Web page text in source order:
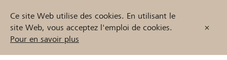
Ce site Web utilise des cookies. En utilisant le
site Web, vous acceptez l'emploi de cookies.
Pour en savoir plus